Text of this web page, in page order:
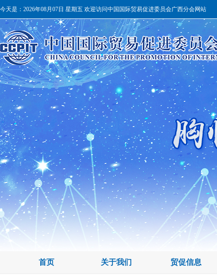
今天是： 2026年08月07日 星期五 欢迎访问中国国际贸易促进委员会广西分会网站
首页 关于我们 贸促信息